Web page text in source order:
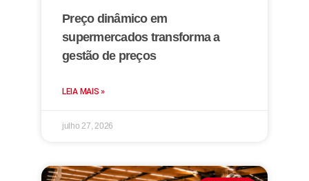
Preço dinâmico em
supermercados transforma a
gestão de preços
LEIA MAIS »
julho 27, 2026